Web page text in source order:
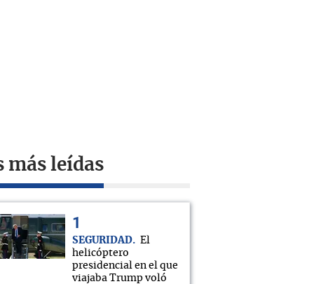
más leídas
SEGURIDAD
El
helicóptero
presidencial en el que
viajaba Trump voló